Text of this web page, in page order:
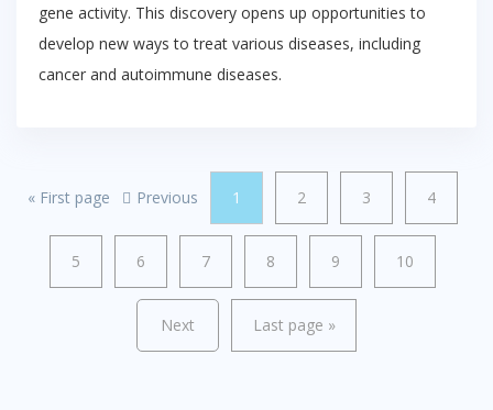
gene activity. This discovery opens up opportunities to
develop new ways to treat various diseases, including
cancer and autoimmune diseases.
« First page Previous 1 2 3 4
5 6 7 8 9 10
Next Last page »